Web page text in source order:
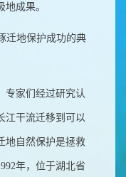
成果。
地保护成功的典
专家们经过研究认
江干流迁移到可以
地自然保护是拯救
年，位于湖北省